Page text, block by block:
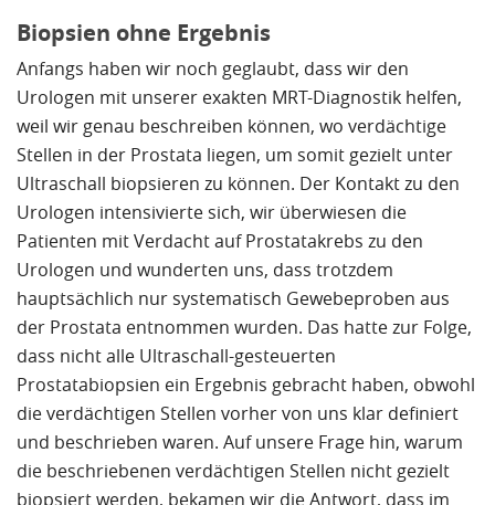
Biopsien ohne Ergebnis
Anfangs haben wir noch geglaubt, dass wir den
Urologen mit unserer exakten MRT-Diagnostik helfen,
weil wir genau beschreiben können, wo verdächtige
Stellen in der Prostata liegen, um somit gezielt unter
Ultraschall biopsieren zu können. Der Kontakt zu den
Urologen intensivierte sich, wir überwiesen die
Patienten mit Verdacht auf Prostatakrebs zu den
Urologen und wunderten uns, dass trotzdem
hauptsächlich nur systematisch Gewebeproben aus
der Prostata entnommen wurden. Das hatte zur Folge,
dass nicht alle Ultraschall-gesteuerten
Prostatabiopsien ein Ergebnis gebracht haben, obwohl
die verdächtigen Stellen vorher von uns klar definiert
und beschrieben waren. Auf unsere Frage hin, warum
die beschriebenen verdächtigen Stellen nicht gezielt
biopsiert werden, bekamen wir die Antwort, dass im